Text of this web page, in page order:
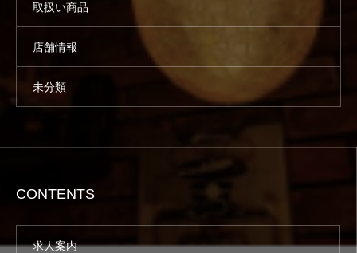
取扱い商品
店舗情報
未分類
CONTENTS
求人案内